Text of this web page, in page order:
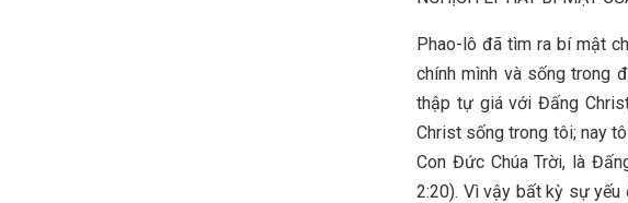
Phao-lô đã tìm ra bí mật
chính mình và sống trong
thập tự giá với Đấng
Christ sống trong tôi; nay
Con Đức Chúa Trời, là
2:20). Vì vậy bất kỳ sự